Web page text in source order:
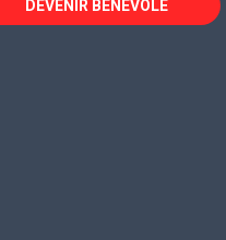
DEVENIR BÉNÉVOLE